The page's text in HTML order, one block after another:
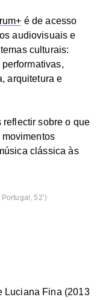
é deacesso
audiovisuais e
culturais:
arquitetura e
sobre o que
clássica às
52’)
Luciana Fina (2013